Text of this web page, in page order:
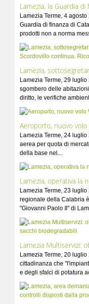
Lamezia, la Guardia di
Lamezia Terme, 4
Guardia di finanza di
prodotti non a norma
Lamezia,
Lamezia Terme, 29
sgombero delle
diritto, le verifiche
Aeroporto, nuovo volo
Lamezia Terme, 24
aerea per quota di
della base nel...
Lamezia, operativa la
Lamezia Terme, 23
regionale della Calabria
"Giovanni Paolo II" di
Lamezia Multiservizi:
Lamezia Terme, 20
cittadinanza che
e degli sfalci di potatura